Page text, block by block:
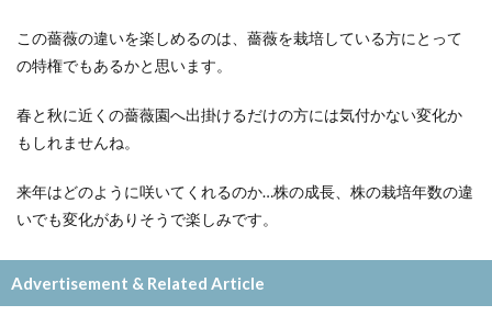
この薔薇の違いを楽しめるのは、薔薇を栽培している方にとって
の特権でもあるかと思います。
春と秋に近くの薔薇園へ出掛けるだけの方には気付かない変化か
もしれませんね。
来年はどのように咲いてくれるのか…株の成長、株の栽培年数の違
いでも変化がありそうで楽しみです。
Advertisement & Related Article